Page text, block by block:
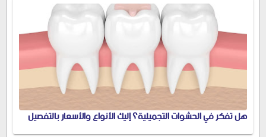
هل تفكر في الحشوات التجميلية؟ إليك الأنواع والأسعار بالتفصيل